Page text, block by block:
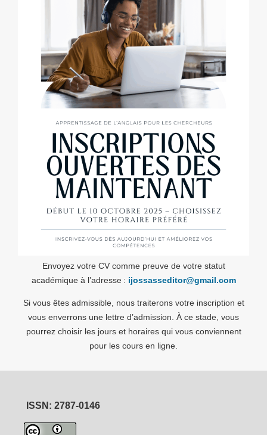
Envoyez votre CV comme preuve de votre statut
académique à l’adresse : ijossasseditor@gmail.com
Si vous êtes admissible, nous traiterons votre inscription et
vous enverrons une lettre d’admission. À ce stade, vous
pourrez choisir les jours et horaires qui vous conviennent
pour les cours en ligne.
ISSN: 2787-0146